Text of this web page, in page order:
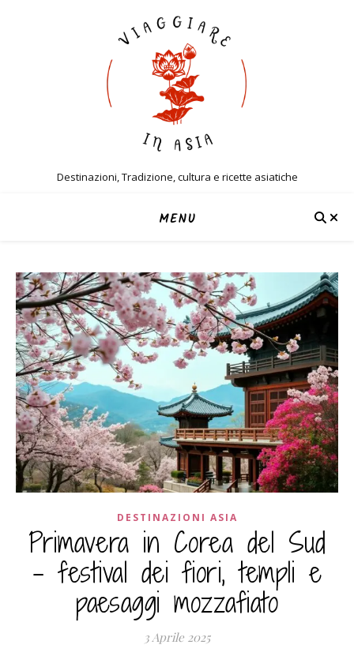
Destinazioni, Tradizione, cultura e ricette asiatiche
MENU
DESTINAZIONI ASIA
Primavera in Corea del Sud
– festival dei fiori, templi e
paesaggi mozzafiato
3 Aprile 2025